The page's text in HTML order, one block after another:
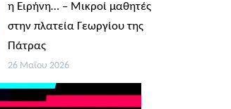
η Ειρήνη… – Μικροί μαθητές
στην πλατεία Γεωργίου της
Πάτρας
26 Μαΐου 2026